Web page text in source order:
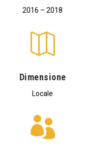
2016 – 2018

Dimensione
Locale
